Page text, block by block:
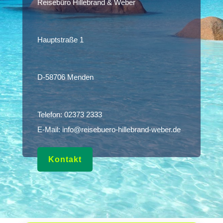
Reisebüro Hillebrand & Weber
Hauptstraße 1
D-58706 Menden
Telefon: 02373 2333
E-Mail:info@reisebuero-hillebrand-weber.de
Kontakt